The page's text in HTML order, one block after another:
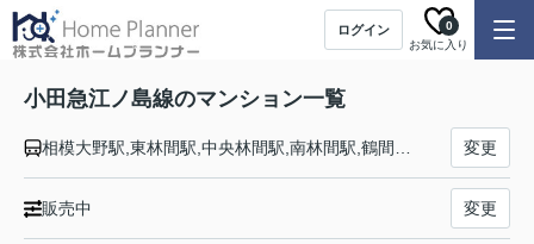
ログイン
お気に入り
0
小田急江ノ島線のマンション一覧
変更
販売中 変更